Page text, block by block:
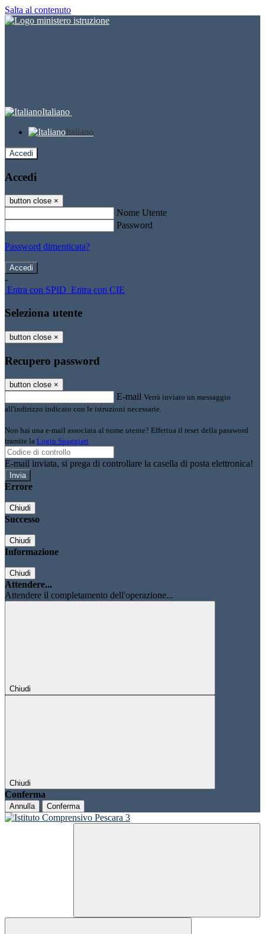
Salta al contenuto
Italiano
Italiano
Accedi
Accedi
button close ×
Nome Utente
Password
Password dimenticata?
-
Entra con SPID Entra con CIE
Seleziona utente
button close ×
Recupero password
button close ×
E-mail Verrà inviato un messaggio
all'indirizzo indicato con le istruzioni necessarie.
Non hai una e-mail associata al nome utente? Effettua il reset della password
tramite la Login Spaggiari
E-mail inviata, si prega di controllare la casella di posta elettronica!
Errore
Chiudi
Successo
Chiudi
Informazione
Chiudi
Attendere...
Attendere il completamento dell'operazione...
Chiudi
Chiudi
Conferma
Annulla Conferma